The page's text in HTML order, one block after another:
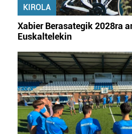
irakurri
KIROLA
Xabier Berasategik 2028ra
Euskaltelekin